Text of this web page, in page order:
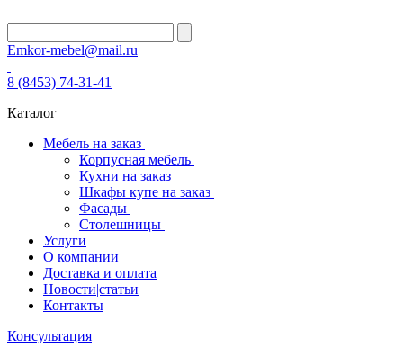
Emkor-mebel@mail.ru
8 (8453) 74-31-41
Каталог
Мебель на заказ
Корпусная мебель
Кухни на заказ
Шкафы купе на заказ
Фасады
Столешницы
Услуги
О компании
Доставка и оплата
Новости|статьи
Контакты
Консультация